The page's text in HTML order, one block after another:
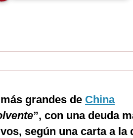
grandes de China
”, con una deuda
según una carta a la